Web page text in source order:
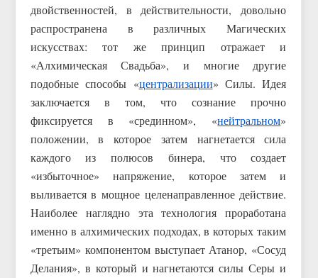
двойственностей, в действительности, довольно
распространена в различных Магических
искусствах: тот же принцип отражает и
«Алхимическая Свадьба», и многие другие
подобные способы «централизации» Силы. Идея
заключается в том, что сознание прочно
фиксируется в «срединном», «нейтральном»
положении, в которое затем нагнетается сила
каждого из полюсов бинера, что создает
«избыточное» напряжение, которое затем и
выливается в мощное целенаправленное действие.
Наиболее наглядно эта технология проработана
именно в алхимических подходах, в которых таким
«третьим» компонентом выступает Атанор, «Сосуд
Делания», в который и нагнетаются силы Серы и